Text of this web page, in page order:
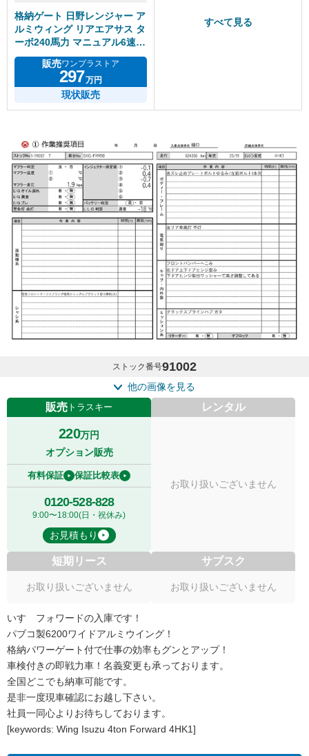
格納ゲート 日野レンジャー ア
ルミウィング リアエアサス タ
ーボ240馬力 マニュアル6速
積載2.3トン
販売ワンプラストア
297万円
現状販売
すべて見る
ストック番号91002
他の画像を見る
販売 トラスキー
220万円
オプション販売
有料保証 保証比較表
0120-528-828
9:00〜18:00(日・祝休み)
お見積もり
レンタル
お取り扱いございません
短期リース
お取り扱いございません
サブスク
お取り扱いございません
いすゞフォワードの入庫です！
パブコ製6200ワイドアルミウイング！
格納パワーゲート付で仕事の効率もグンとアップ！
車検付きの即戦力車！名義変更も承っております。
全国どこでも納車可能です。
是非一度現車確認にお越し下さい。
社員一同心よりお待ちしております。
[keywords: Wing Isuzu 4ton Forward 4HK1]